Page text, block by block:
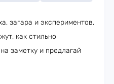
загара и экспериментов.
как стильно
заметку и предлагай